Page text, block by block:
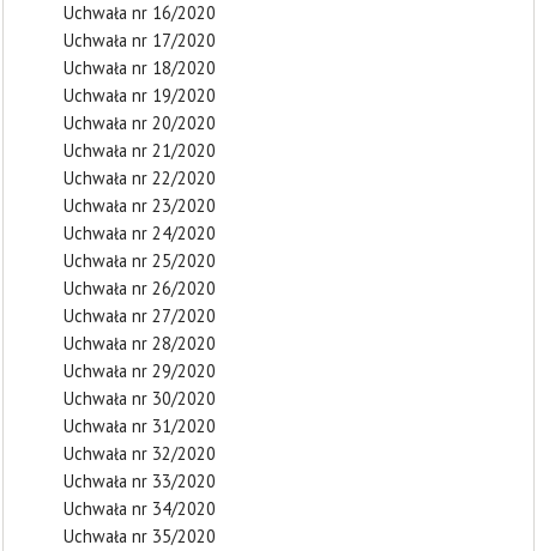
Uchwała nr 16/2020
Uchwała nr 17/2020
Uchwała nr 18/2020
Uchwała nr 19/2020
Uchwała nr 20/2020
Uchwała nr 21/2020
Uchwała nr 22/2020
Uchwała nr 23/2020
Uchwała nr 24/2020
Uchwała nr 25/2020
Uchwała nr 26/2020
Uchwała nr 27/2020
Uchwała nr 28/2020
Uchwała nr 29/2020
Uchwała nr 30/2020
Uchwała nr 31/2020
Uchwała nr 32/2020
Uchwała nr 33/2020
Uchwała nr 34/2020
Uchwała nr 35/2020